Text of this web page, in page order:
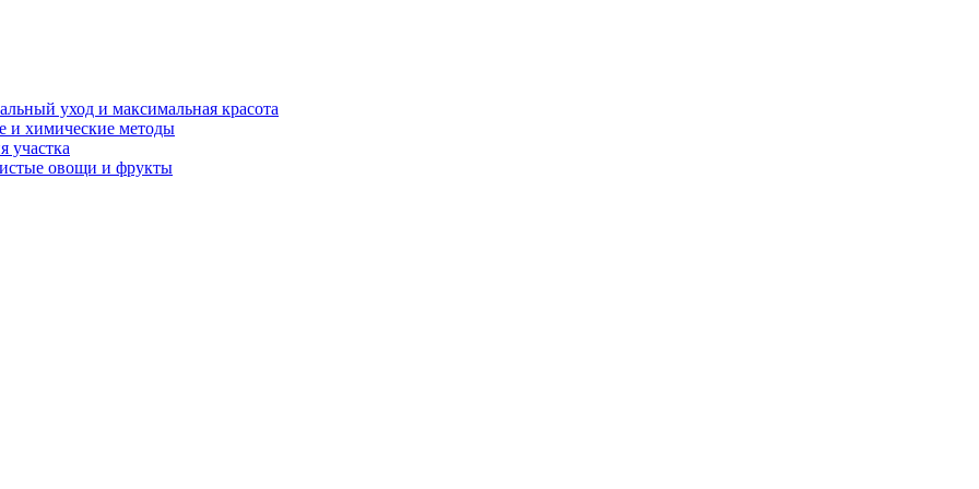
уход и максимальная красота
и химические методы
участка
овощи и фрукты